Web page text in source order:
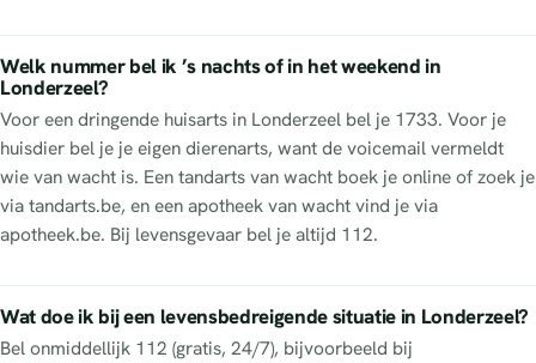
Welk nummer bel ik ’s nachts of in het weekend in
Londerzeel?
Voor een dringende huisarts in Londerzeel bel je 1733. Voor je
huisdier bel je je eigen dierenarts, want de voicemail vermeldt
wie van wacht is. Een tandarts van wacht boek je online of zoek je
via tandarts.be, en een apotheek van wacht vind je via
apotheek.be. Bij levensgevaar bel je altijd 112.
Wat doe ik bij een levensbedreigende situatie in Londerzeel?
Bel onmiddellijk 112 (gratis, 24/7), bijvoorbeeld bij